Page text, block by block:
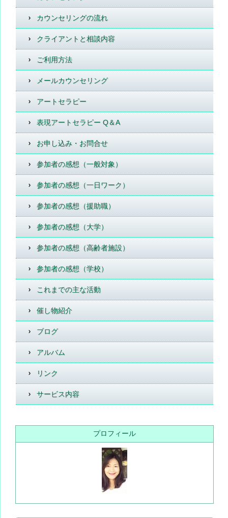
カウンセリングの流れ
クライアントと相談内容
ご利用方法
メールカウンセリング
アートセラピー
表現アートセラピー Q＆A
お申し込み・お問合せ
参加者の感想（一般対象）
参加者の感想（一日ワーク）
参加者の感想（援助職）
参加者の感想（大学）
参加者の感想（高齢者施設）
参加者の感想（学校）
これまでの主な活動
催し物紹介
ブログ
アルバム
リンク
サービス内容
プロフィール